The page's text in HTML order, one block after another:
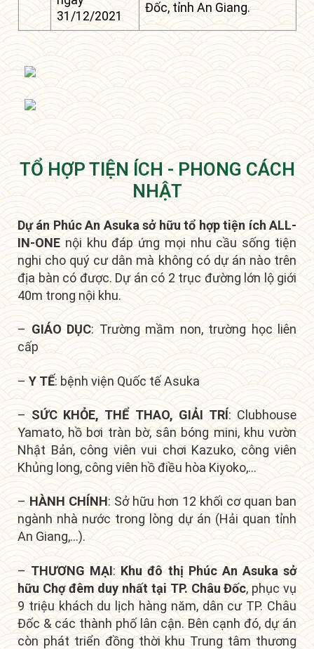
31/12/2021
Đốc, tỉnh An Giang.
TỔ HỢP TIỆN ÍCH - PHONG CÁCH
NHẬT
Dự án Phúc An Asuka sở hữu tổ hợp tiện ích ALL-
IN-ONE nội khu đáp ứng mọi nhu cầu sống tiện
nghi cho quý cư dân mà không có dự án nào trên
địa bàn có được. Dự án có 2 trục đường lớn lộ giới
40m trong nội khu.
– GIÁO DỤC: Trường mầm non, trường học liên
cấp
– Y TẾ: bệnh viện Quốc tế Asuka
– SỨC KHỎE, THỂ THAO, GIẢI TRÍ: Clubhouse
Yamato, hồ bơi tràn bờ, sân bóng mini, khu vườn
Nhật Bản, công viên vui chơi Kazuko, công viên
Khủng long, công viên hồ điều hòa Kiyoko,…
–HÀNH CHÍNH: Sở hữu hơn 12 khối cơ quan ban
ngành nhà nước trong lòng dự án (Hải quan tỉnh
An Giang,…).
–THƯƠNG MẠI: Khu đô thị Phúc An Asuka sở
hữu Chợ đêm duy nhất tại TP. Châu Đốc, phục vụ
9 triệu khách du lịch hàng năm, dân cư TP. Châu
Đốc & các thành phố lân cận. Bên cạnh đó, dự án
còn phát triển đồng thời khu Trung tâm thương